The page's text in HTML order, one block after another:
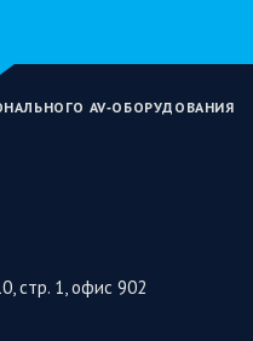
AV‑ОБОРУДОВАНИЯ
стр. 1, офис 902